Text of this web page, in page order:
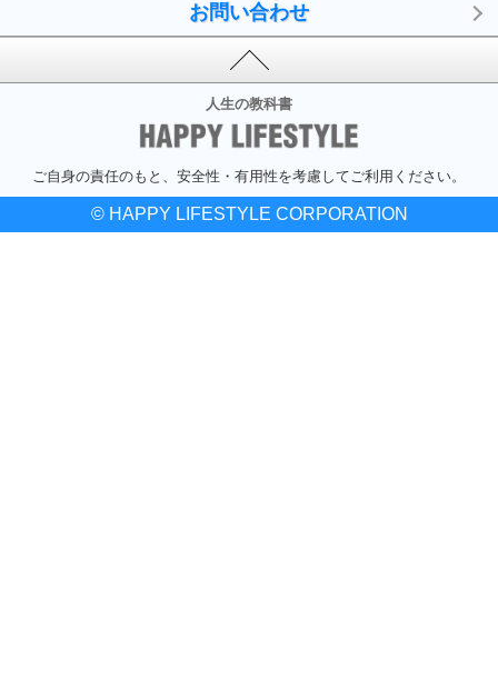
お問い合わせ
人生の教科書
ご自身の責任のもと、安全性・有用性を考慮してご利用ください。
© HAPPY LIFESTYLE CORPORATION